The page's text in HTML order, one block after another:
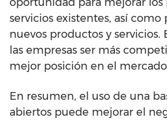
servicios existentes, así como
nuevos productos y servicios.
las empresas ser más
mejor posición en el
En resumen, el uso de una
abiertos puede mejorar el